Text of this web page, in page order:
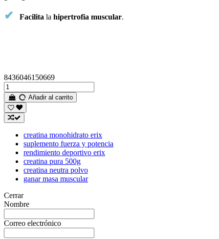
✔ Facilita la hipertrofia muscular.
8436046150669
Añadir al carrito
creatina monohidrato erix
suplemento fuerza y potencia
rendimiento deportivo erix
creatina pura 500g
creatina neutra polvo
ganar masa muscular
Cerrar
Nombre
Correo electrónico